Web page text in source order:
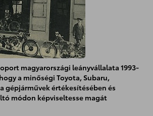
magyarországi leányvállalata 1993-
a minőségi Toyota, Subaru,
gépjárművek értékesítésében és
módon képviseltesse magát